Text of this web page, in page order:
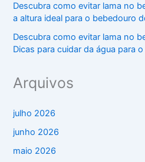
Descubra como evitar lama no
a altura ideal para o bebedouro
Descubra como evitar lama no
Dicas para cuidar da água para
Arquivos
julho 2026
junho 2026
maio 2026